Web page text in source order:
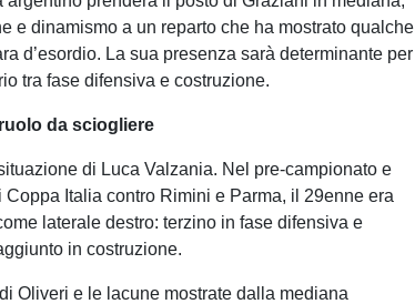
e dinamismo a un reparto che ha mostrato qualche
d’esordio. La sua presenza sarà determinante per
tra fase difensiva e costruzione.
da sciogliere
di Luca Valzania. Nel pre-campionato e
Coppa Italia contro Rimini e Parma, il 29enne era
laterale destro: terzino in fase difensiva e
in costruzione.
Oliveri e le lacune mostrate dalla mediana